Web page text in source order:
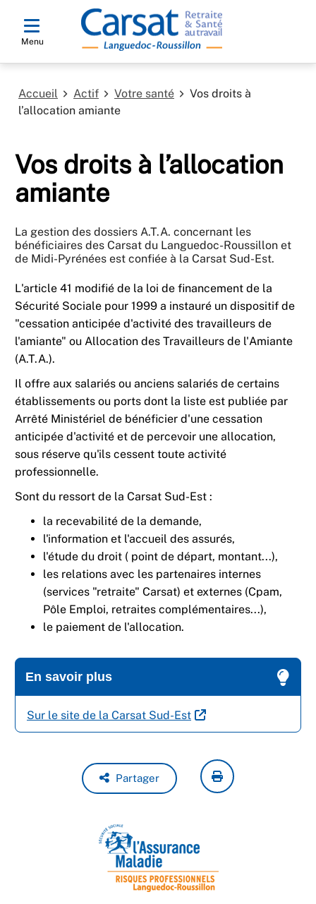
Menu
Accueil Actif Votre santé
Vos droits à
l’allocation amiante
Vos droits à l’allocation
amiante
La gestion des dossiers A.T.A. concernant les
bénéficiaires des Carsat du Languedoc-Roussillon et
de Midi-Pyrénées est confiée à la Carsat Sud-Est.
L'article 41 modifié de la loi de financement de la
Sécurité Sociale pour 1999 a instauré un dispositif de
"cessation anticipée d'activité des travailleurs de
l'amiante" ou Allocation des Travailleurs de l'Amiante
(A.T.A.).
Il offre aux salariés ou anciens salariés de certains
établissements ou ports dont la liste est publiée par
Arrêté Ministériel de bénéficier d'une cessation
anticipée d'activité et de percevoir une allocation,
sous réserve qu'ils cessent toute activité
professionnelle.
Sont du ressort de la Carsat Sud-Est :
la recevabilité de la demande,
l'information et l'accueil des assurés,
l'étude du droit ( point de départ, montant...),
les relations avec les partenaires internes
(services "retraite" Carsat) et externes (Cpam,
Pôle Emploi, retraites complémentaires...),
le paiement de l'allocation.
En savoir plus
Sur le site de la Carsat Sud-Est
Partager